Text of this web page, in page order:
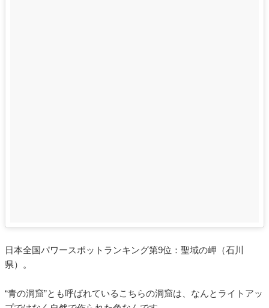
日本全国パワースポットランキング第9位：聖域の岬（石川
県）。
“青の洞窟”とも呼ばれているこちらの洞窟は、なんとライトアッ